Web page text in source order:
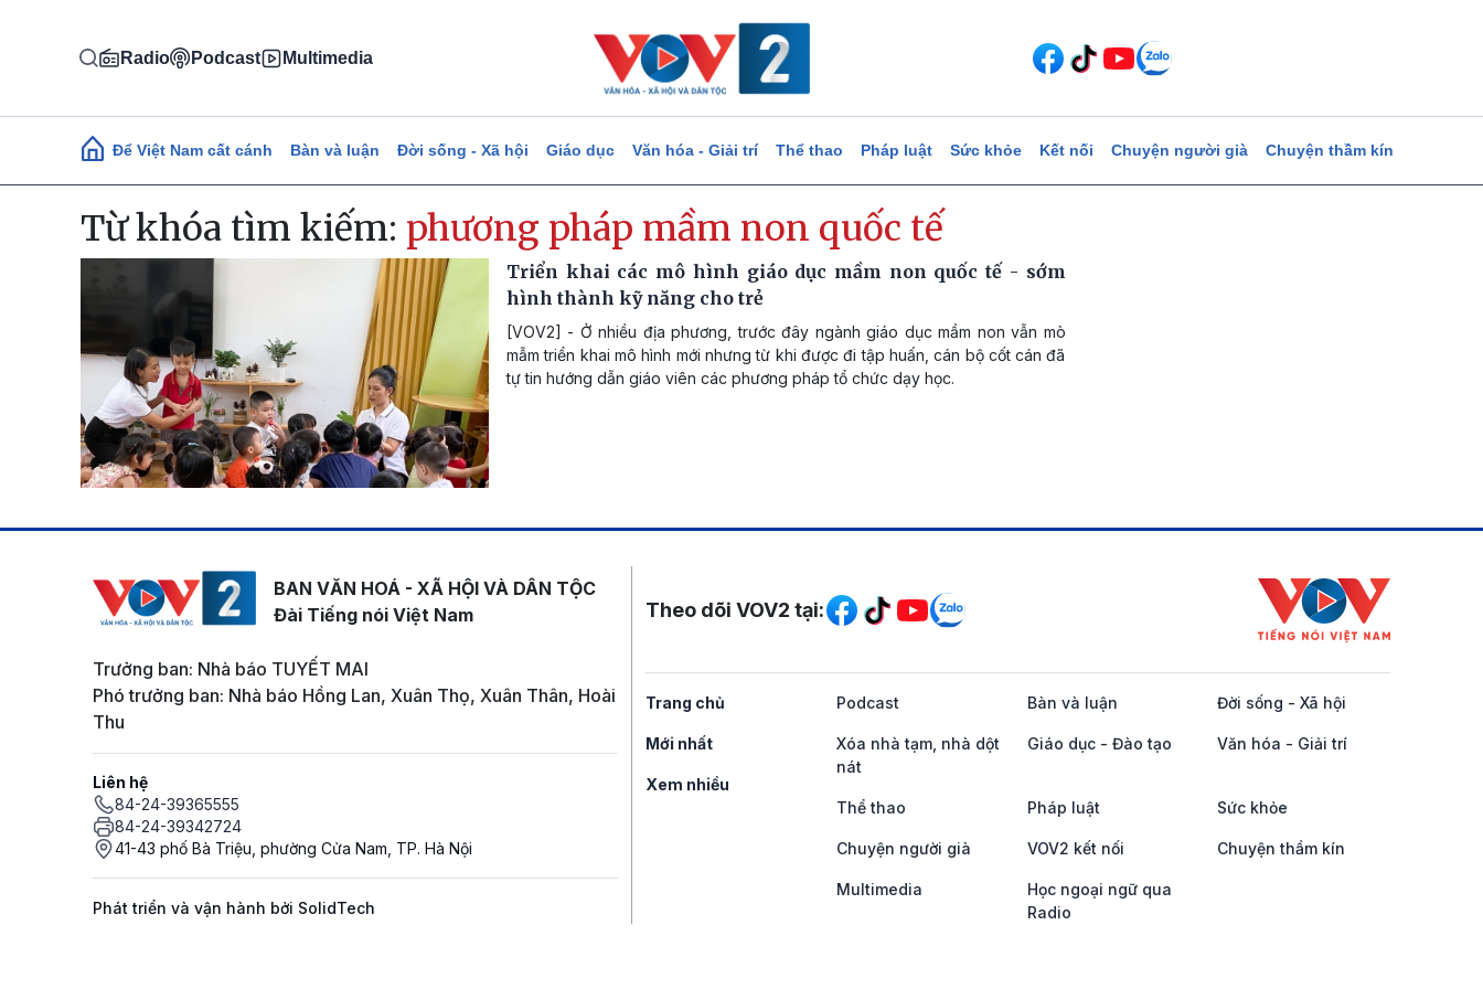
Radio Podcast Multimedia
Main navigation
Để Việt Nam cất cánh Bàn và luận Đời sống - Xã hội Giáo dục Văn hóa - Giải trí Thể thao Pháp luật Sức khỏe Kết nối Chuyện người già Chuyện thầm kín
Từ khóa tìm kiếm: phương pháp mầm non quốc tế
Triển khai các mô hình giáo dục mầm non quốc tế - sớm
hình thành kỹ năng cho trẻ
[VOV2] - Ở nhiều địa phương, trước đây ngành giáo dục mầm non vẫn mò
mẫm triển khai mô hình mới nhưng từ khi được đi tập huấn, cán bộ cốt cán đã
tự tin hướng dẫn giáo viên các phương pháp tổ chức dạy học.
BAN VĂN HOÁ - XÃ HỘI VÀ DÂN TỘC
Đài Tiếng nói Việt Nam
Trưởng ban: Nhà báo TUYẾT MAI
Phó trưởng ban: Nhà báo Hồng Lan, Xuân Thọ, Xuân Thân, Hoài
Thu
Liên hệ
84-24-39365555
84-24-39342724
41-43 phố Bà Triệu, phường Cửa Nam, TP. Hà Nội
Phát triển và vận hành bởi SolidTech
Mạng xã hội
Theo dõi VOV2 tại:
Trang chủ
Mới nhất
Xem nhiều
Podcast Bàn và luận Đời sống - Xã hội
Xóa nhà tạm, nhà dột
nát
Giáo dục - Đào tạo Văn hóa - Giải trí
Thể thao Pháp luật Sức khỏe
Chuyện người già VOV2 kết nối Chuyện thầm kín
Multimedia
Học ngoại ngữ qua
Radio